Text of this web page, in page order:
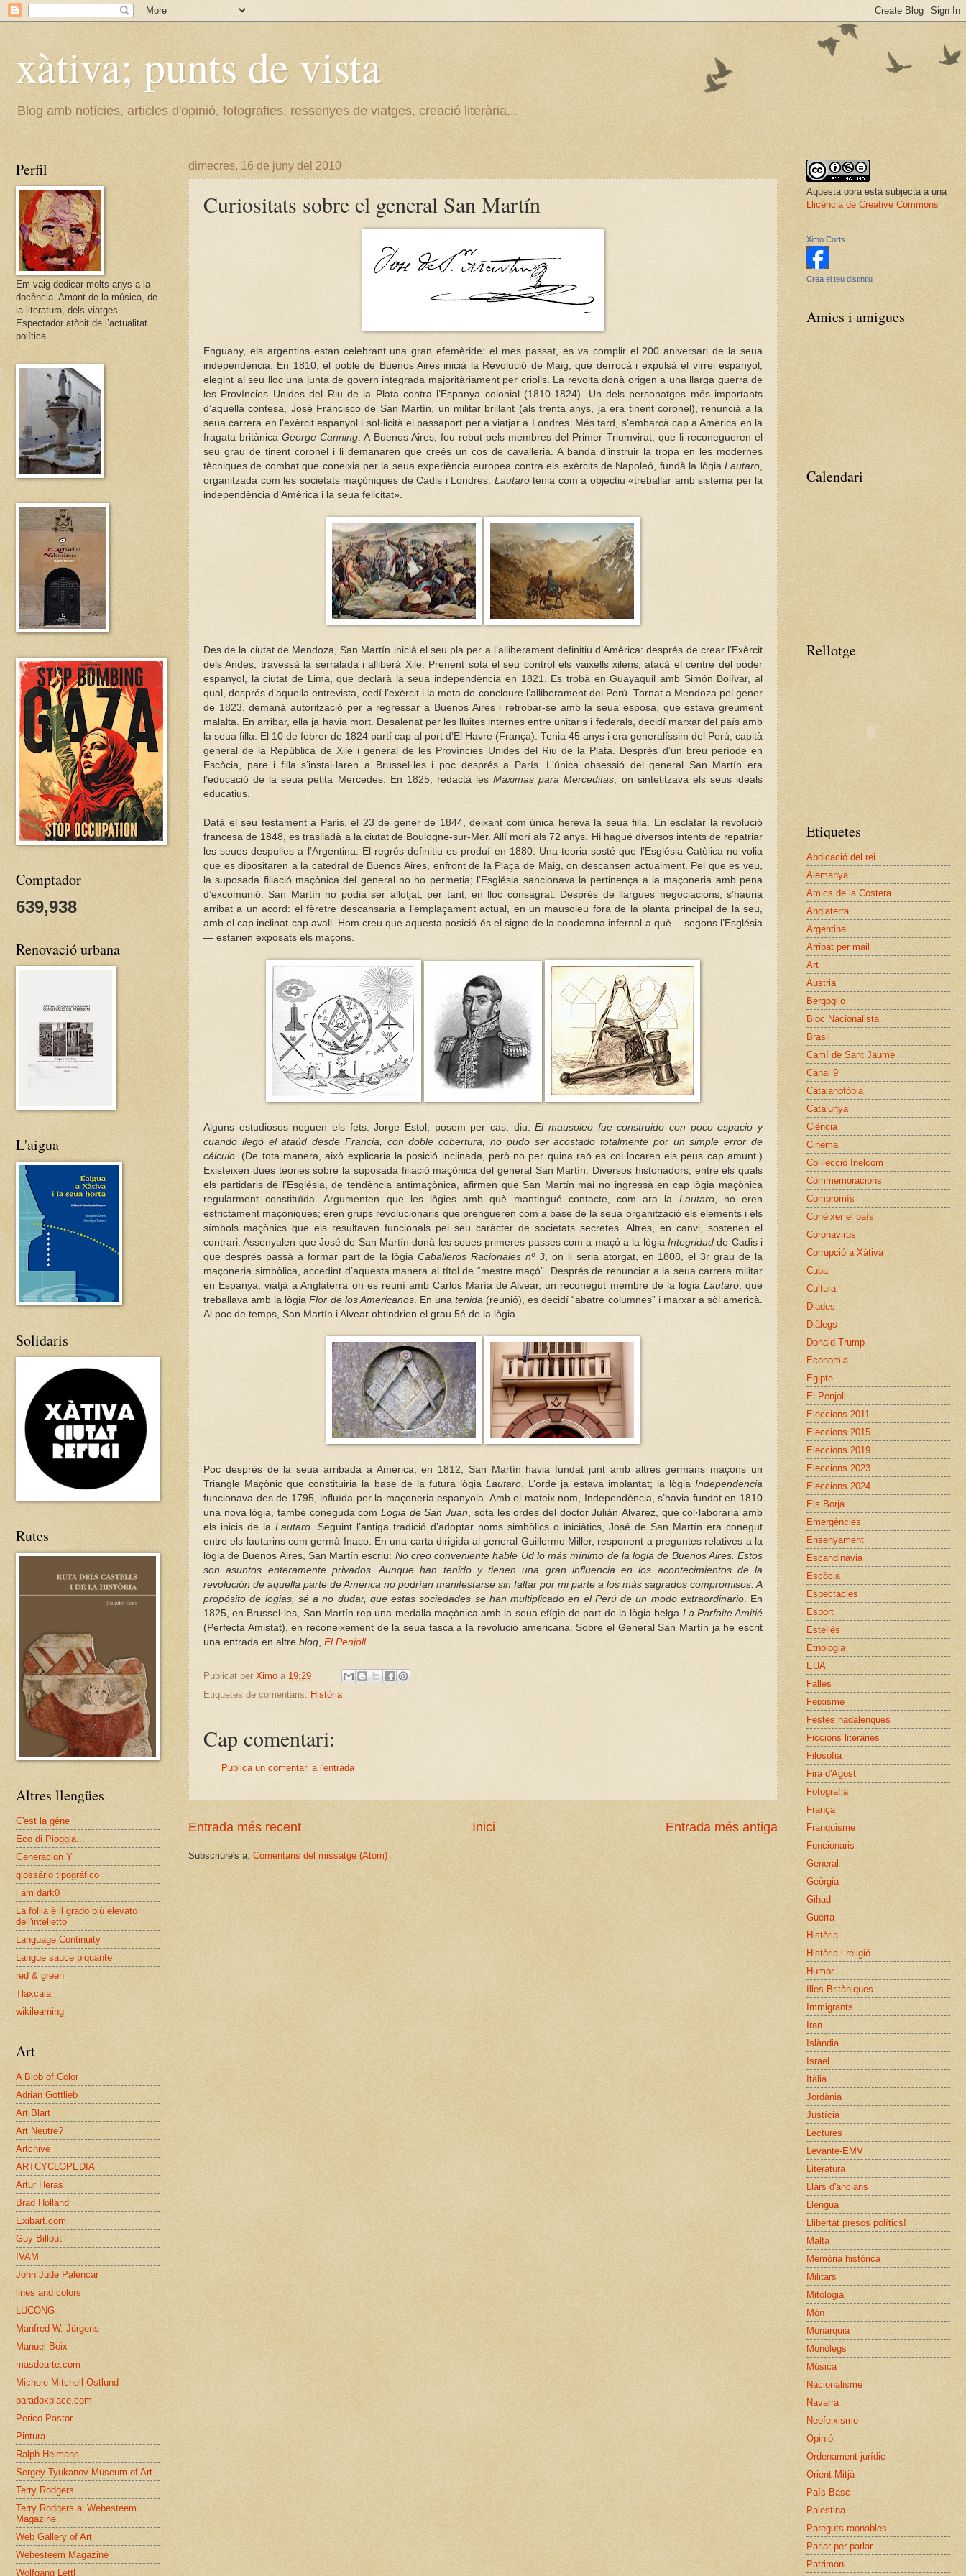
xàtiva; punts de vista
Blog amb notícies, articles d'opinió, fotografies, ressenyes de viatges, creació literària...
dimecres, 16 de juny del 2010
Curiositats sobre el general San Martín
Enguany, els argentins estan celebrant una gran efemèride: el mes passat, es va complir el 200 aniversari de la seua
independència. En 1810, el poble de Buenos Aires inicià la Revolució de Maig, que derrocà i expulsà el virrei espanyol,
elegint al seu lloc una junta de govern integrada majoritàriament per criolls. La revolta donà origen a una llarga guerra de
les Províncies Unides del Riu de la Plata contra l’Espanya colonial (1810-1824). Un dels personatges més importants
d’aquella contesa, José Francisco de San Martín, un militar brillant (als trenta anys, ja era tinent coronel), renuncià a la
seua carrera en l’exèrcit espanyol i sol·licità el passaport per a viatjar a Londres. Més tard, s’embarcà cap a Amèrica en la
fragata britànicaGeorge Canning. A Buenos Aires, fou rebut pels membres del Primer Triumvirat, que li reconegueren el
seu grau de tinent coronel i li demanaren que creés un cos de cavalleria. A banda d’instruir la tropa en les modernes
tècniques de combat que coneixia per la seua experiència europea contra els exèrcits de Napoleó, fundà la lògia Lautaro,
organitzada com les societats maçòniques de Cadis i Londres. Lautarotenia com a objectiu «treballar amb sistema per la
independència d’Amèrica i la seua felicitat».
Des de la ciutat de Mendoza, San Martín inicià el seu pla per a l’alliberament definitiu d’Amèrica: després de crear l’Exèrcit
dels Andes, travessà la serralada i alliberà Xile. Prenent sota el seu control els vaixells xilens, atacà el centre del poder
espanyol, la ciutat de Lima, que declarà la seua independència en 1821. Es trobà en Guayaquil amb Simón Bolívar, al
qual, després d’aquella entrevista, cedí l’exèrcit i la meta de concloure l’alliberament del Perú. Tornat a Mendoza pel gener
de 1823, demanà autorització per a regressar a Buenos Aires i retrobar-se amb la seua esposa, que estava greument
malalta. En arribar, ella ja havia mort. Desalenat per les lluites internes entre unitaris i federals, decidí marxar del país amb
la seua filla. El 10 de febrer de 1824 partí cap al port d’El Havre (França). Tenia 45 anys i era generalíssim del Perú, capità
general de la República de Xile i general de les Províncies Unides del Riu de la Plata. Després d’un breu període en
Escòcia, pare i filla s’instal·laren a Brussel·les i poc després a París. L'única obsessió del general San Martín era
l’educació de la seua petita Mercedes. En 1825, redactà lesMáximas para Merceditas, on sintetitzava els seus ideals
educatius.
Datà el seu testament a París, el 23 de gener de 1844, deixant com única hereva la seua filla. En esclatar la revolució
francesa de 1848, es traslladà a la ciutat de Boulogne-sur-Mer. Allí morí als 72 anys. Hi hagué diversos intents de repatriar
les seues despulles a l’Argentina. El regrés definitiu es produí en 1880. Una teoria sosté que l’Església Catòlica no volia
que es dipositaren a la catedral de Buenos Aires, enfront de la Plaça de Maig, on descansen actualment. Pel que es veu,
la suposada filiació maçònica del general no ho permetia; l’Església sancionava la pertinença a la maçoneria amb pena
d’excomunió. San Martín no podia ser allotjat, per tant, en lloc consagrat. Després de llargues negociacions, s’hauria
arribat a un acord: el fèretre descansaria a l’emplaçament actual, en un mausoleu fora de la planta principal de la seu,
amb el cap inclinat cap avall. Hom creu que aquesta posició és el signe de la condemna infernal a què —segons l’Església
— estarien exposats els maçons.
Alguns estudiosos neguen els fets. Jorge Estol, posem per cas, diu:El mausoleo fue construido con poco espacio y
cuando llegó el ataúd desde Francia, con doble cobertura, no pudo ser acostado totalmente por un simple error de
cálculo. (De tota manera, això explicaria la posició inclinada, però no per quina raó es col·locaren els peus cap amunt.)
Existeixen dues teories sobre la suposada filiació maçònica del general San Martín. Diversos historiadors, entre els quals
els partidaris de l’Església, de tendència antimaçònica, afirmen que San Martín mai no ingressà en cap lògia maçònica
regularment constituïda. Argumenten que les lògies amb què mantingué contacte, com ara la Lautaro, no eren
estrictament maçòniques; eren grups revolucionaris que prengueren com a base de la seua organització els elements i els
símbols maçònics que els resultaven funcionals pel seu caràcter de societats secretes. Altres, en canvi, sostenen el
contrari. Assenyalen que José de San Martín donà les seues primeres passes com a maçó a la lògia Integridad de Cadis i
que després passà a formar part de la lògiaCaballeros Racionales nº 3, on li seria atorgat, en 1808, el 3r grau de la
maçoneria simbòlica, accedint d’aquesta manera al títol de “mestre maçó”. Després de renunciar a la seua carrera militar
en Espanya, viatjà a Anglaterra on es reuní amb Carlos María de Alvear, un reconegut membre de la lògia Lautaro, que
treballava amb la lògiaFlor de los Americanos. En unatenida (reunió), es decidí “abatre columnes” i marxar a sòl americà.
Al poc de temps, San Martín i Alvear obtindrien el grau 5é de la lògia.
Poc després de la seua arribada a Amèrica, en 1812, San Martín havia fundat junt amb altres germans maçons un
Triangle Maçònic que constituiria la base de la futura lògiaLautaro. L’orde ja estava implantat; la lògiaIndependencia
funcionava des de 1795, influïda per la maçoneria espanyola. Amb el mateix nom, Independència, s’havia fundat en 1810
una nova lògia, també coneguda comLogia de San Juan, sota les ordes del doctor Julián Álvarez, que col·laboraria amb
els inicis de la Lautaro. Seguint l’antiga tradició d’adoptar noms simbòlics o iniciàtics, José de San Martín era conegut
entre els lautarins com germà Inaco. En una carta dirigida al general Guillermo Miller, responent a preguntes relatives a la
lògia de Buenos Aires, San Martín escriu: No creo conveniente hable Ud lo más mínimo de la logia de Buenos Aires. Estos
son asuntos enteramente privados. Aunque han tenido y tienen una gran influencia en los acontecimientos de la
revolución de aquella parte de América no podrían manifestarse sin faltar por mi parte a los más sagrados compromisos. A
propósito de logias, sé a no dudar, que estas sociedades se han multiplicado en el Perú de un modo extraordinario. En
1825, en Brussel·les, San Martín rep una medalla maçònica amb la seua efígie de part de la lògia belga La Parfaite Amitié
(Perfecta Amistat), en reconeixement de la seua tasca a la revolució americana. Sobre el General San Martín ja he escrit
una entrada en altre blog, El Penjoll.
Publicat per Ximo a 19:29
Etiquetes de comentaris: Història
Cap comentari:
Publica un comentari a l'entrada
Entrada més recent Entrada més antiga
Inici
Subscriure's a: Comentaris del missatge (Atom)
Perfil
Em vaig dedicar molts anys a la
docència. Amant de la música, de
la literatura, dels viatges...
Espectador atònit de l’actualitat
política.
Comptador
639,938
Renovació urbana
L'aigua
Solidaris
Rutes
Altres llengües
C'est la gêne
Eco di Pioggia...
Generacion Y
glossário tipográfico
i am dark0
La follia è il grado più elevato
dell'intelletto
Language Continuity
Langue sauce piquante
red & green
Tlaxcala
wikilearning
Art
A Blob of Color
Adrian Gottlieb
Art Blart
Art Neutre?
Artchive
ARTCYCLOPEDIA
Artur Heras
Brad Holland
Exibart.com
Guy Billout
IVAM
John Jude Palencar
lines and colors
LUCONG
Manfred W. Jürgens
Manuel Boix
masdearte.com
Michele Mitchell Ostlund
paradoxplace.com
Perico Pastor
Pintura
Ralph Heimans
Sergey Tyukanov Museum of Art
Terry Rodgers
Terry Rodgers al Webesteem
Magazine
Web Gallery of Art
Webesteem Magazine
Wolfgang Lettl
Aquesta obra està subjecta a una
Llicència de Creative Commons
Ximo Corts
Crea el teu distintiu
Amics i amigues
Calendari
Rellotge
Etiquetes
Abdicació del rei
Alemanya
Amics de la Costera
Anglaterra
Argentina
Arribat per mail
Art
Àustria
Bergoglio
Bloc Nacionalista
Brasil
Camí de Sant Jaume
Canal 9
Catalanofòbia
Catalunya
Ciència
Cinema
Col·lecció Inelcom
Commemoracions
Compromís
Conèixer el país
Coronavirus
Corrupció a Xàtiva
Cuba
Cultura
Diades
Diàlegs
Donald Trump
Economia
Egipte
El Penjoll
Eleccions 2011
Eleccions 2015
Eleccions 2019
Eleccions 2023
Eleccions 2024
Els Borja
Emergències
Ensenyament
Escandinàvia
Escòcia
Espectacles
Esport
Estellés
Etnologia
EUA
Falles
Feixisme
Festes nadalenques
Ficcions literàries
Filosofia
Fira d'Agost
Fotografia
França
Franquisme
Funcionaris
General
Geòrgia
Gihad
Guerra
Història
Història i religió
Humor
Illes Britàniques
Immigrants
Iran
Islàndia
Israel
Itàlia
Jordània
Justícia
Lectures
Levante-EMV
Literatura
Llars d'ancians
Llengua
Llibertat presos polítics!
Malta
Memòria històrica
Militars
Mitologia
Món
Monarquia
Monòlegs
Música
Nacionalisme
Navarra
Neofeixisme
Opinió
Ordenament jurídic
Orient Mitjà
País Basc
Palestina
Pareguts raonables
Parlar per parlar
Patrimoni